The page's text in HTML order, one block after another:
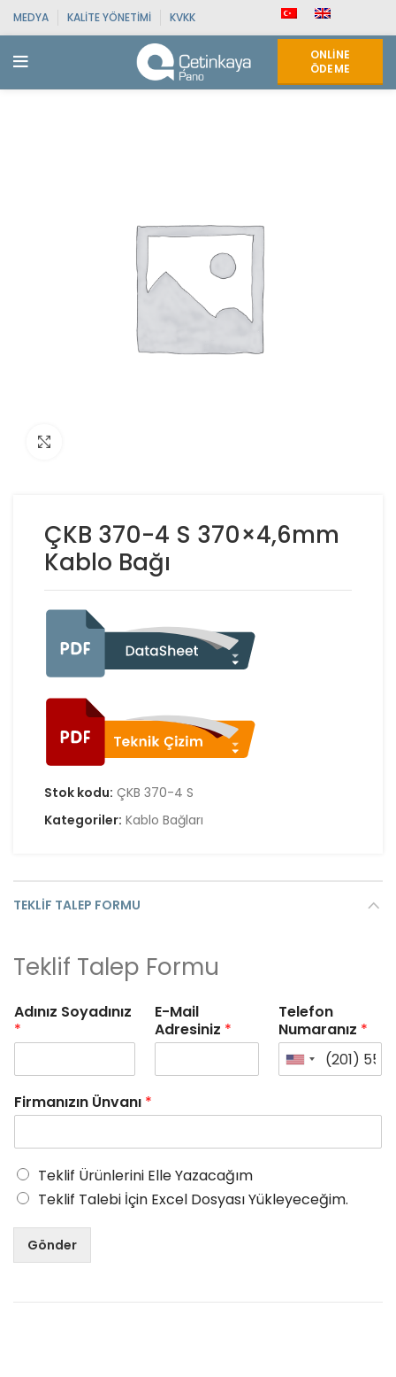
MEDYA KALITE YÖNETIMI KVKK
ONLINE
ÖDEME
ÇKB 370-4 S 370×4,6mm
Kablo Bağı
Stok kodu: ÇKB 370-4 S
Kategoriler: Kablo Bağları
TEKLIF TALEP FORMU
Teklif Talep Formu
Adınız Soyadınız
*
E-Mail
Adresiniz *
Telefon
Numaranız *
Firmanızın Ünvanı *
Teklif Ürünlerini Elle Yazacağım
Teklif Talebi İçin Excel Dosyası Yükleyeceğim.
Gönder